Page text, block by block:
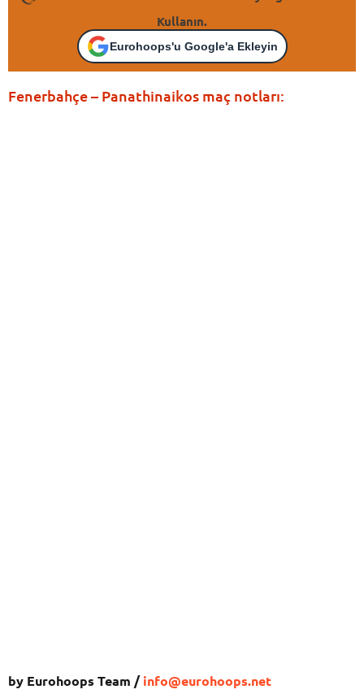
Kullanın.
Eurohoops'u Google'a Ekleyin
Fenerbahçe – Panathinaikos maç notları:
by Eurohoops Team /info@eurohoops.net